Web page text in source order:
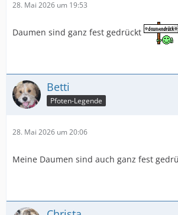
28. Mai 2026 um 19:53
Daumen sind ganz fest gedrückt
Betti
Pfoten-Legende
28. Mai 2026 um 20:06
Meine Daumen sind auch ganz fest